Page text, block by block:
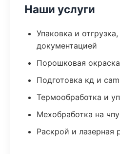
Наши услуги
Упаковка и
документацией
Порошковая окраска
Подготовка кд и cam
Термообработка и
Мехобработка на чпу
Раскрой и лазерная